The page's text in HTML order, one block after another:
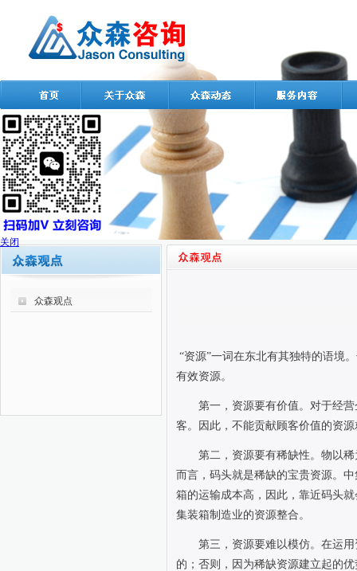
众森观点
“资源”一词在东北有其独特的语境
有效资源。
第一，资源要有价值。对于经
客。因此，不能贡献顾客价值的资
第二，资源要有稀缺性。物以
而言，码头就是稀缺的宝贵资源。
箱的运输成本高，因此，靠近码头
集装箱制造业的资源整合。
第三，资源要难以模仿。在运
的；否则，因为稀缺资源建立起的
关闭